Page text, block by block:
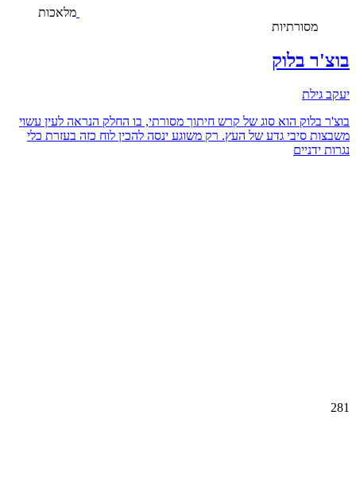
מלאכות
מסורתיות
בוצ'ר בלוק
יעקב גילת
בוצ'ר בלוק הוא סוג של קרש חיתוך מסורתי, בו החלק הנראה לעין עשוי
משבצות סיבי גדע של העץ. רק משוגע ינסה להכין לוח כזה בעזרת כלי
נגרות ידניים
281